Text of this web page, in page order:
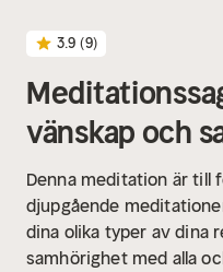
3.9 (9)
vänskap och
Denna meditation är till
djupgående
dina olika typer av dina
samhörighet med alla